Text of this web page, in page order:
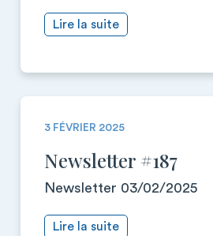
Lire la suite
3 FÉVRIER 2025
Newsletter #187
Newsletter 03/02/2025
Lire la suite